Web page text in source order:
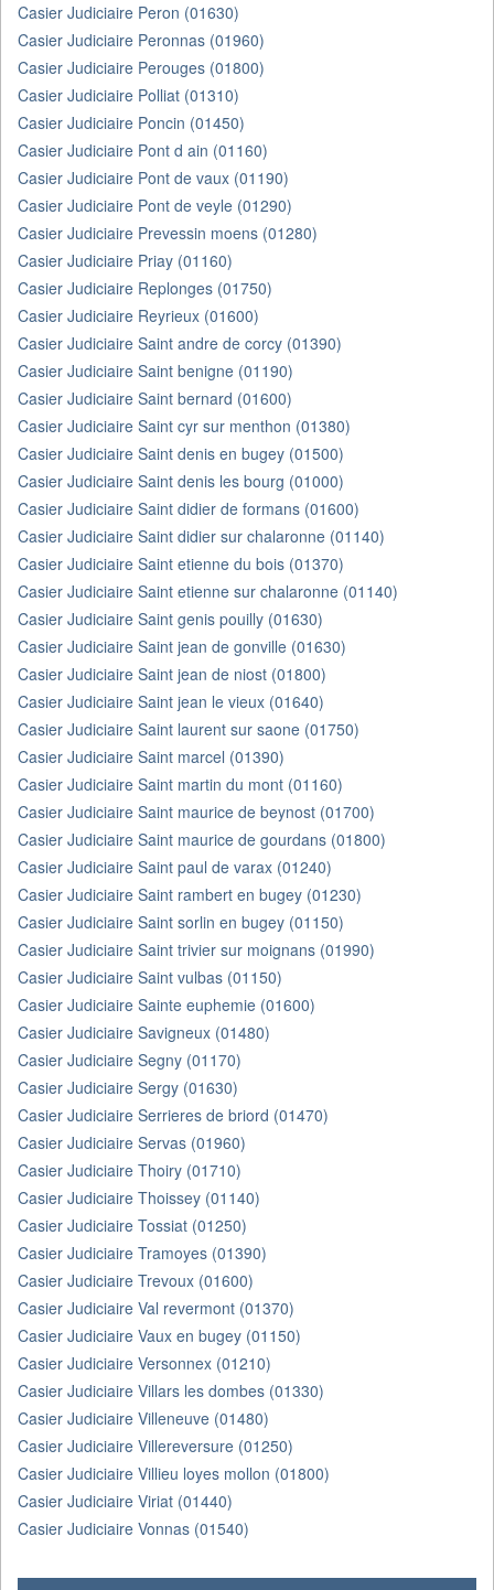
Casier Judiciaire Peron (01630)
Casier Judiciaire Peronnas (01960)
Casier Judiciaire Perouges (01800)
Casier Judiciaire Polliat (01310)
Casier Judiciaire Poncin (01450)
Casier Judiciaire Pont d ain (01160)
Casier Judiciaire Pont de vaux (01190)
Casier Judiciaire Pont de veyle (01290)
Casier Judiciaire Prevessin moens (01280)
Casier Judiciaire Priay (01160)
Casier Judiciaire Replonges (01750)
Casier Judiciaire Reyrieux (01600)
Casier Judiciaire Saint andre de corcy (01390)
Casier Judiciaire Saint benigne (01190)
Casier Judiciaire Saint bernard (01600)
Casier Judiciaire Saint cyr sur menthon (01380)
Casier Judiciaire Saint denis en bugey (01500)
Casier Judiciaire Saint denis les bourg (01000)
Casier Judiciaire Saint didier de formans (01600)
Casier Judiciaire Saint didier sur chalaronne (01140)
Casier Judiciaire Saint etienne du bois (01370)
Casier Judiciaire Saint etienne sur chalaronne (01140)
Casier Judiciaire Saint genis pouilly (01630)
Casier Judiciaire Saint jean de gonville (01630)
Casier Judiciaire Saint jean de niost (01800)
Casier Judiciaire Saint jean le vieux (01640)
Casier Judiciaire Saint laurent sur saone (01750)
Casier Judiciaire Saint marcel (01390)
Casier Judiciaire Saint martin du mont (01160)
Casier Judiciaire Saint maurice de beynost (01700)
Casier Judiciaire Saint maurice de gourdans (01800)
Casier Judiciaire Saint paul de varax (01240)
Casier Judiciaire Saint rambert en bugey (01230)
Casier Judiciaire Saint sorlin en bugey (01150)
Casier Judiciaire Saint trivier sur moignans (01990)
Casier Judiciaire Saint vulbas (01150)
Casier Judiciaire Sainte euphemie (01600)
Casier Judiciaire Savigneux (01480)
Casier Judiciaire Segny (01170)
Casier Judiciaire Sergy (01630)
Casier Judiciaire Serrieres de briord (01470)
Casier Judiciaire Servas (01960)
Casier Judiciaire Thoiry (01710)
Casier Judiciaire Thoissey (01140)
Casier Judiciaire Tossiat (01250)
Casier Judiciaire Tramoyes (01390)
Casier Judiciaire Trevoux (01600)
Casier Judiciaire Val revermont (01370)
Casier Judiciaire Vaux en bugey (01150)
Casier Judiciaire Versonnex (01210)
Casier Judiciaire Villars les dombes (01330)
Casier Judiciaire Villeneuve (01480)
Casier Judiciaire Villereversure (01250)
Casier Judiciaire Villieu loyes mollon (01800)
Casier Judiciaire Viriat (01440)
Casier Judiciaire Vonnas (01540)